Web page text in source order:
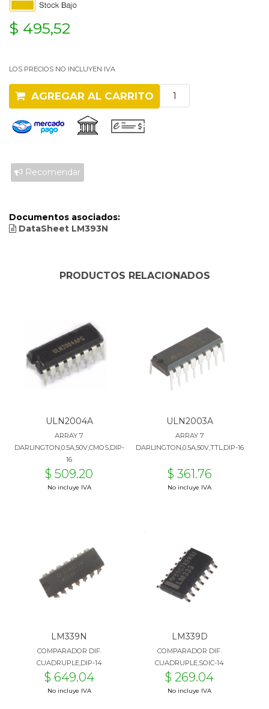
$ 495,52
LOS PRECIOS NO INCLUYEN IVA
AGREGAR AL CARRITO
Recomendar
Documentos asociados:
DataSheet LM393N
PRODUCTOS RELACIONADOS
ULN2004A
ARRAY 7
DARLINGTON,0.5A,50V,CMOS,DIP-
16
$ 509.20
No incluye IVA
ULN2003A
ARRAY 7
DARLINGTON,0.5A,50V,TTL,DIP-16
$ 361.76
No incluye IVA
LM339N
COMPARADOR DIF.
CUADRUPLE,DIP-14
$ 649.04
No incluye IVA
LM339D
COMPARADOR DIF.
CUADRUPLE,SOIC-14
$ 269.04
No incluye IVA